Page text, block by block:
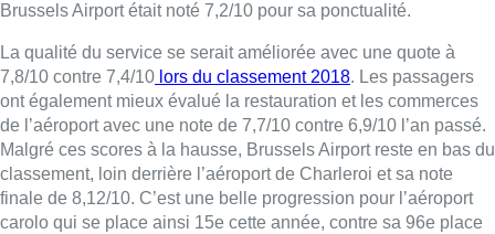
Brussels Airport était noté 7,2/10 pour sa ponctualité.
La qualité du service se serait améliorée avec une quote à
7,8/10 contre 7,4/10 lors du classement 2018. Les passagers
ont également mieux évalué la restauration et les commerces
de l’aéroport avec une note de 7,7/10 contre 6,9/10 l’an passé.
Malgré ces scores à la hausse, Brussels Airport reste en bas du
classement, loin derrière l’aéroport de Charleroi et sa note
finale de 8,12/10. C’est une belle progression pour l’aéroport
carolo qui se place ainsi 15e cette année, contre sa 96e place